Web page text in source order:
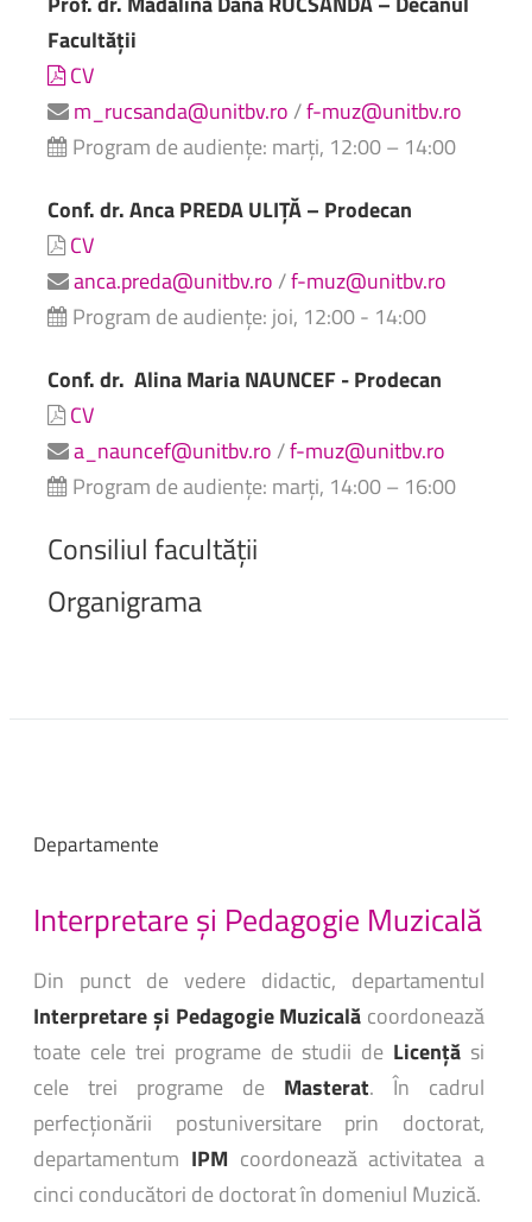
Facultății
CV
m_rucsanda@unitbv.ro/f-muz@unitbv.ro
Program de audiențe: marți, 12:00 – 14:00
Conf. dr. Anca PREDA ULIȚĂ – Prodecan
CV
anca.preda@unitbv.ro/f-muz@unitbv.ro
Program de audiențe: joi, 12:00 - 14:00
Conf. dr. Alina Maria NAUNCEF - Prodecan
CV
a_nauncef@unitbv.ro/f-muz@unitbv.ro
Program de audiențe: marți, 14:00 – 16:00
Consiliulfacultății
Organigrama
Departamente
Interpretare și Pedagogie Muzicală
Din punct de vedere didactic, departamentul
Interpretare și Pedagogie Muzicală coordonează
toate cele trei programe de studii de Licență si
cele trei programe de Masterat. În cadrul
perfecționării postuniversitare prin doctorat,
departamentum IPM coordonează activitatea a
cinci conducători de doctorat în domeniul Muzică.